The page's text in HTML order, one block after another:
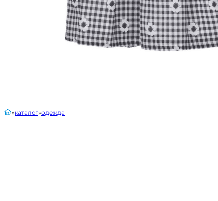
главнаякаталог одежда